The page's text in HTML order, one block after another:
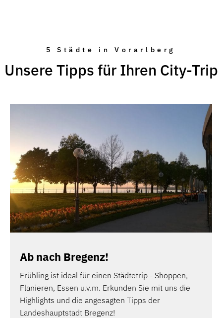
5 Städte in Vorarlberg
Unsere Tipps für Ihren City-Trip
Ab nach Bregenz!
Frühling ist ideal für einen Städtetrip - Shoppen,
Flanieren, Essen u.v.m. Erkunden Sie mit uns die
Highlights und die angesagten Tipps der
Landeshauptstadt Bregenz!